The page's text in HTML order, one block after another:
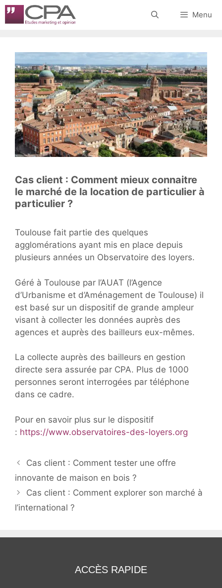
Aller
au
Menu
Cas client : Comment mieux connaitre
le marché de la location de particulier à
particulier ?
Toulouse fait partie des quelques
agglomérations ayant mis en place depuis
plusieurs années un Observatoire des loyers.
Géré à Toulouse par l’AUAT (l’Agence
d’Urbanisme et d’Aménagement de Toulouse) il
est basé sur un dispositif de grande ampleur
visant à collecter les données auprès des
agences et auprès des bailleurs eux-mêmes.
La collecte auprès des bailleurs en gestion
directe sera assurée par CPA. Plus de 1000
personnes seront interrogées par téléphone
dans ce cadre.
Pour en savoir plus sur le dispositif
: https://www.observatoires-des-loyers.org
Navigation
des
Cas client : Comment tester une offre
innovante de maison en bois ?
Cas client : Comment explorer son marché à
l’international ?
ACCÈS RAPIDE